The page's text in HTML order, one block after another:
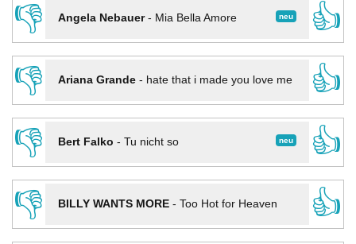
👎 neu
Angela Nebauer- Mia Bella Amore
👍
👎
Ariana Grande- hate that i made you love me
👍
👎
neu
Bert Falko - Tu nicht so
👍
👎
BILLY WANTS MORE- Too Hot for Heaven
👍